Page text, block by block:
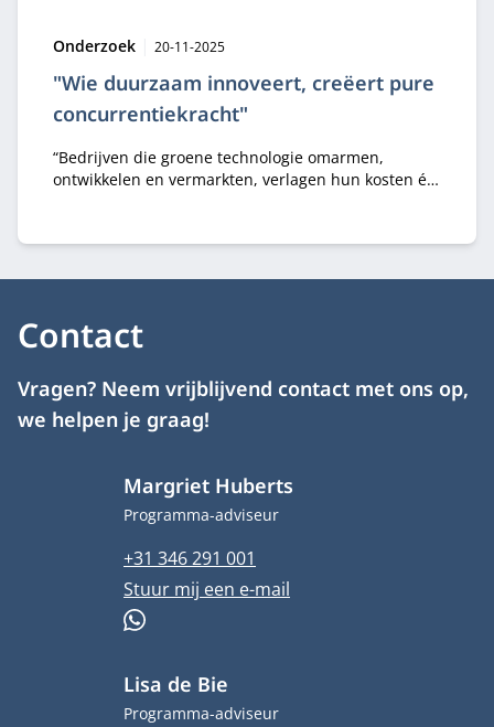
"Wie duurzaam innoveert, creëert pure
concurrentiekracht"
Type:
Onderzoek Publicatiedatum:
20-11-2025
“Bedrijven die groene technologie omarmen,
ontwikkelen en vermarkten, verlagen hun kosten én
Contact
Vragen? Neem vrijblijvend contact met ons op,
we helpen je graag!
Margriet Huberts
Functietitel
Programma-adviseur
Telefoonnummer
+31 346 291 001
E-mailadres
Stuur mij een e-mail
WhatsApp
Lisa de Bie
Functietitel
Programma-adviseur